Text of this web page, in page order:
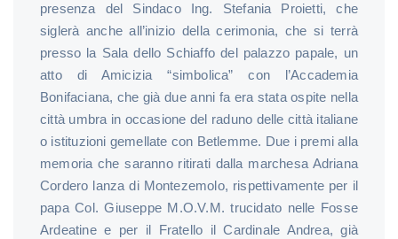
presenza del Sindaco Ing. Stefania Proietti, che
siglerà anche all’inizio della cerimonia, che si terrà
presso la Sala dello Schiaffo del palazzo papale, un
atto di Amicizia “simbolica” con l’Accademia
Bonifaciana, che già due anni fa era stata ospite nella
città umbra in occasione del raduno delle città italiane
o istituzioni gemellate con Betlemme. Due i premi alla
memoria che saranno ritirati dalla marchesa Adriana
Cordero lanza di Montezemolo, rispettivamente per il
papa Col. Giuseppe M.O.V.M. trucidato nelle Fosse
Ardeatine e per il Fratello il Cardinale Andrea, già